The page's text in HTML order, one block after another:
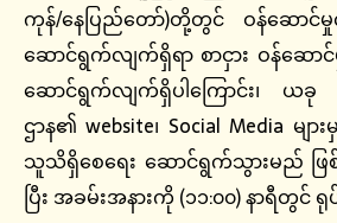
ကုန်/နေပြည်တော်)တို့တွင် ဝန်ဆောင်မှုလု
ဆောင်ရွက်လျက်ရှိရာ စာငှား ဝန်ဆေ
ဆောင်ရွက်လျက်ရှိပါကြောင်း၊ ယခု
ဌာန၏ website၊ Social Media မျ
သူသိရှိစေရေး ဆောင်ရွက်သွားမည် ဖြစ်က
ပြီး အခမ်းအနားကို (၁၁:၀၀) နာရီတွင်